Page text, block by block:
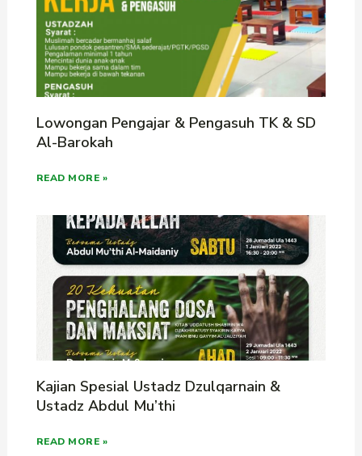
Lowongan Pengajar & Pengasuh TK & SD
Al-Barokah
READ MORE »
Kajian Spesial Ustadz Dzulqarnain &
Ustadz Abdul Mu’thi
READ MORE »